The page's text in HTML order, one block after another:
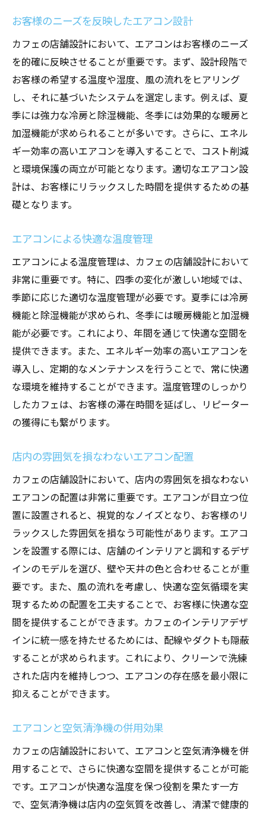
お客様のニーズを反映したエアコン設計
カフェの店舗設計において、エアコンはお客様のニーズ
を的確に反映させることが重要です。まず、設計段階で
お客様の希望する温度や湿度、風の流れをヒアリング
し、それに基づいたシステムを選定します。例えば、夏
季には強力な冷房と除湿機能、冬季には効果的な暖房と
加湿機能が求められることが多いです。さらに、エネル
ギー効率の高いエアコンを導入することで、コスト削減
と環境保護の両立が可能となります。適切なエアコン設
計は、お客様にリラックスした時間を提供するための基
礎となります。
エアコンによる快適な温度管理
エアコンによる温度管理は、カフェの店舗設計において
非常に重要です。特に、四季の変化が激しい地域では、
季節に応じた適切な温度管理が必要です。夏季には冷房
機能と除湿機能が求められ、冬季には暖房機能と加湿機
能が必要です。これにより、年間を通じて快適な空間を
提供できます。また、エネルギー効率の高いエアコンを
導入し、定期的なメンテナンスを行うことで、常に快適
な環境を維持することができます。温度管理のしっかり
したカフェは、お客様の滞在時間を延ばし、リピーター
の獲得にも繋がります。
店内の雰囲気を損なわないエアコン配置
カフェの店舗設計において、店内の雰囲気を損なわない
エアコンの配置は非常に重要です。エアコンが目立つ位
置に設置されると、視覚的なノイズとなり、お客様のリ
ラックスした雰囲気を損なう可能性があります。エアコ
ンを設置する際には、店舗のインテリアと調和するデザ
インのモデルを選び、壁や天井の色と合わせることが重
要です。また、風の流れを考慮し、快適な空気循環を実
現するための配置を工夫することで、お客様に快適な空
間を提供することができます。カフェのインテリアデザ
インに統一感を持たせるためには、配線やダクトも隠蔽
することが求められます。これにより、クリーンで洗練
された店内を維持しつつ、エアコンの存在感を最小限に
抑えることができます。
エアコンと空気清浄機の併用効果
カフェの店舗設計において、エアコンと空気清浄機を併
用することで、さらに快適な空間を提供することが可能
です。エアコンが快適な温度を保つ役割を果たす一方
で、空気清浄機は店内の空気質を改善し、清潔で健康的